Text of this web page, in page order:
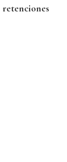
retenciones